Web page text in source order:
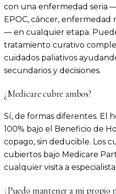
con una enfermedad seria
EPOC, cáncer, enfermedad
— en cualquier etapa.
tratamiento curativo
cuidados paliativos
secundarios y decisiones.
¿Medicare cubre ambos?
Sí, de formas diferentes. El
100% bajo el Beneficio de
copago, sin deducible. Los
cubiertos bajo Medicare
cualquier visita a
¿Puedo mantener a mi propio